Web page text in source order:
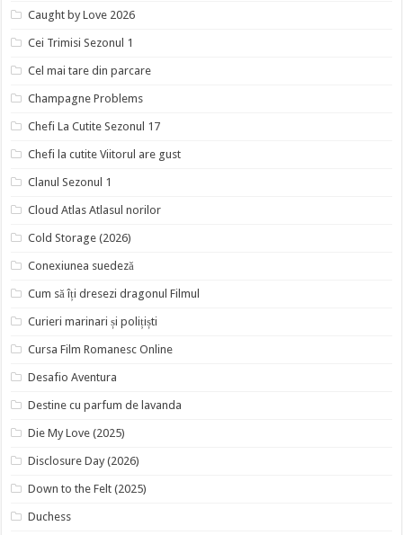
Caught by Love 2026
Cei Trimisi Sezonul 1
Cel mai tare din parcare
Champagne Problems
Chefi La Cutite Sezonul 17
Chefi la cutite Viitorul are gust
Clanul Sezonul 1
Cloud Atlas Atlasul norilor
Cold Storage (2026)
Conexiunea suedeză
Cum să îți dresezi dragonul Filmul
Curieri marinari și polițiști
Cursa Film Romanesc Online
Desafio Aventura
Destine cu parfum de lavanda
Die My Love (2025)
Disclosure Day (2026)
Down to the Felt (2025)
Duchess